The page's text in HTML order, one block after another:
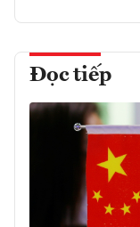
Đọc tiếp